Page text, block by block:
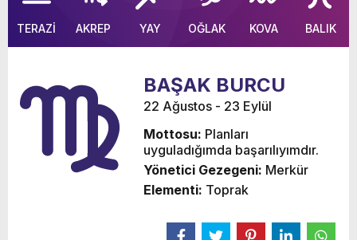
TERAZİ AKREP YAY OĞLAK KOVA BALIK
BAŞAK BURCU
22 Ağustos - 23 Eylül
Mottosu: Planları
uyguladığımda başarılıyımdır.
Yönetici Gezegeni: Merkür
Elementi: Toprak